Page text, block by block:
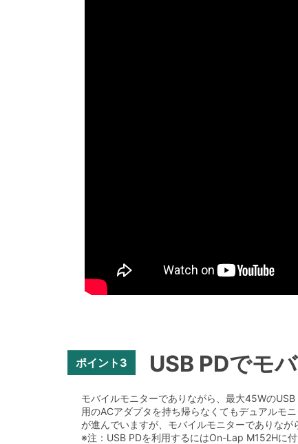
ポイント3 USB PDでモ
モバイルモニターでありながら、最大45Wの
用のACアダプタを持ち帰らなくてもデュアルモ
が進んでいますが、モバイルモニターでありな
※注：USB PDを利用するにはOn-Lap M152Hに